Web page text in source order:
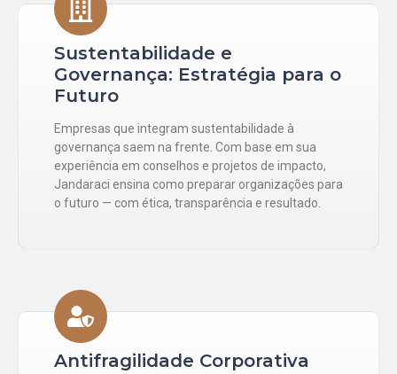
Sustentabilidade e
Governança: Estratégia para o
Futuro
Empresas que integram sustentabilidade à
governança saem na frente. Com base em sua
experiência em conselhos e projetos de impacto,
Jandaraci ensina como preparar organizações para
o futuro — com ética, transparência e resultado.
Antifragilidade Corporativa